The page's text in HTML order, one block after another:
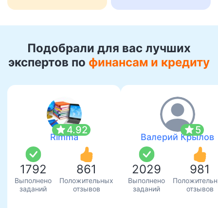
Подобрали для вас лучших
экспертов по финансам и кредиту
star4.92
Rimma
1792
Выполнено
заданий
861
Положительных
отзывов
star5
Валерий Крылов
2029
Выполнено
заданий
981
отзывов